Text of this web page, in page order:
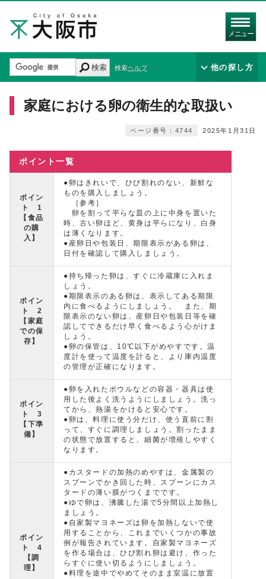
メニュー
検索 検索ヘルプ 他の探し方
家庭における卵の衛生的な取扱い
2025年1月31日
ページ番号：4744
ポイント一覧
ポイン
ト 1
【食品
の購
入】
●卵はきれいで、ひび割れのない、新鮮な
ものを購入しましょう。
［参考］
卵を割って平らな皿の上に中身を置いた
時、古い卵ほど、黄身は平らになり、白身
は薄くなります。
●産卵日や包装日、期限表示がある卵は、
日付を確認して購入しましょう。
ポイン
ト 2
【家庭
での保
存】
●持ち帰った卵は、すぐに冷蔵庫に入れま
しょう。
●期限表示のある卵は、表示してある期限
内に食べるようにしましょう。 また、期
限表示のない卵は、産卵日や包装日等を確
認してできるだけ早く食べるよう心がけま
しょう。
●卵の保管は、10℃以下がめやすです。温
度計を使って温度を計ると、より庫内温度
の管理が正確になります。
ポイン
ト 3
【下準
備】
●卵を入れたボウルなどの容器・器具は使
用した後よく洗うようにしましょう。洗っ
てから、熱湯をかけると安心です。
●卵は、料理に使う分だけ、使う直前に割
って、すぐに調理しましょう。割ったまま
の状態で放置すると、細菌が増殖しやすく
なります。
ポイン
ト 4
【調
理】
●カスタードの加熱のめやすは、金属製の
スプーンでかき回した時、スプーンにカス
タードの薄い膜がつくまでです。
●ゆで卵は、沸騰した湯で5分間以上加熱し
ましょう。
●自家製マヨネーズは卵を加熱しないで使
用することから、これまでいくつかの事故
例が報告されています。自家製マヨネーズ
を作る場合は、ひび割れ卵は避け、作った
らすぐに使い切るようにしましょう。
●料理を途中でやめてそのまま室温に放置